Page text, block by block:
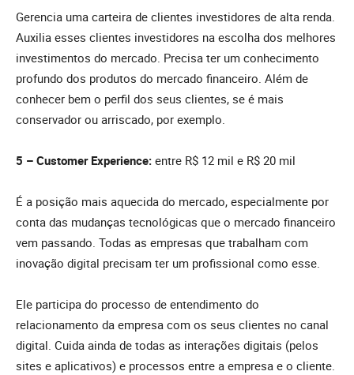
Gerencia uma carteira de clientes investidores de alta renda.
Auxilia esses clientes investidores na escolha dos melhores
investimentos do mercado. Precisa ter um conhecimento
profundo dos produtos do mercado financeiro. Além de
conhecer bem o perfil dos seus clientes, se é mais
conservador ou arriscado, por exemplo.
5 – Customer Experience: entre R$ 12 mil e R$ 20 mil
É a posição mais aquecida do mercado, especialmente por
conta das mudanças tecnológicas que o mercado financeiro
vem passando. Todas as empresas que trabalham com
inovação digital precisam ter um profissional como esse.
Ele participa do processo de entendimento do
relacionamento da empresa com os seus clientes no canal
digital. Cuida ainda de todas as interações digitais (pelos
sites e aplicativos) e processos entre a empresa e o cliente.